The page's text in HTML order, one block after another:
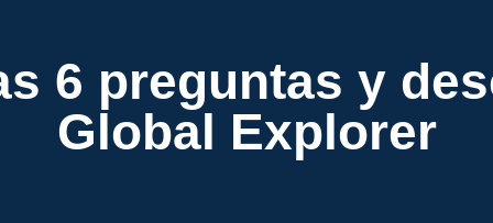
6 preguntas y
Global Explorer